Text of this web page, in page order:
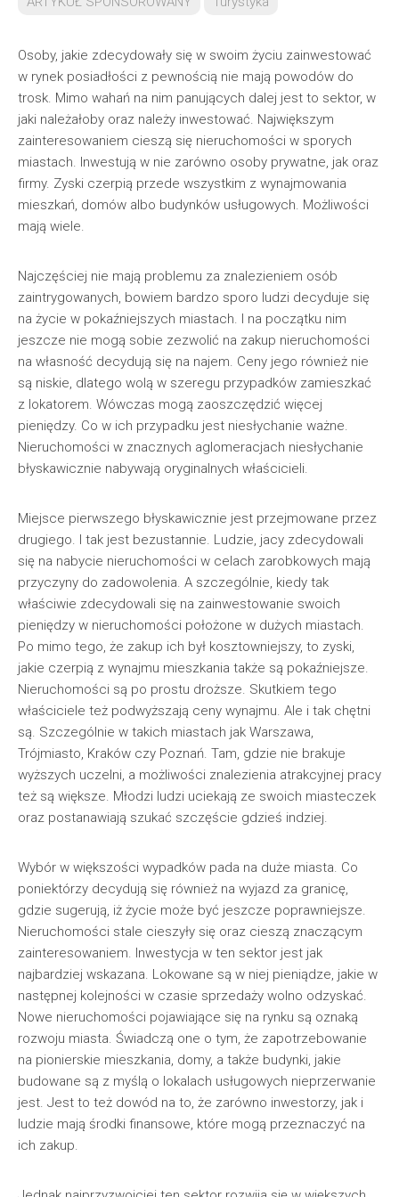
Osoby, jakie zdecydowały się w swoim życiu zainwestować
w rynek posiadłości z pewnością nie mają powodów do
trosk. Mimo wahań na nim panujących dalej jest to sektor, w
jaki należałoby oraz należy inwestować. Największym
zainteresowaniem cieszą się nieruchomości w sporych
miastach. Inwestują w nie zarówno osoby prywatne, jak oraz
firmy. Zyski czerpią przede wszystkim z wynajmowania
mieszkań, domów albo budynków usługowych. Możliwości
mają wiele.
Najczęściej nie mają problemu za znalezieniem osób
zaintrygowanych, bowiem bardzo sporo ludzi decyduje się
na życie w pokaźniejszych miastach. I na początku nim
jeszcze nie mogą sobie zezwolić na zakup nieruchomości
na własność decydują się na najem. Ceny jego również nie
są niskie, dlatego wolą w szeregu przypadków zamieszkać
z lokatorem. Wówczas mogą zaoszczędzić więcej
pieniędzy. Co w ich przypadku jest niesłychanie ważne.
Nieruchomości w znacznych aglomeracjach niesłychanie
błyskawicznie nabywają oryginalnych właścicieli.
Miejsce pierwszego błyskawicznie jest przejmowane przez
drugiego. I tak jest bezustannie. Ludzie, jacy zdecydowali
się na nabycie nieruchomości w celach zarobkowych mają
przyczyny do zadowolenia. A szczególnie, kiedy tak
właściwie zdecydowali się na zainwestowanie swoich
pieniędzy w nieruchomości położone w dużych miastach.
Po mimo tego, że zakup ich był kosztowniejszy, to zyski,
jakie czerpią z wynajmu mieszkania także są pokaźniejsze.
Nieruchomości są po prostu droższe. Skutkiem tego
właściciele też podwyższają ceny wynajmu. Ale i tak chętni
są. Szczególnie w takich miastach jak Warszawa,
Trójmiasto, Kraków czy Poznań. Tam, gdzie nie brakuje
wyższych uczelni, a możliwości znalezienia atrakcyjnej pracy
też są większe. Młodzi ludzi uciekają ze swoich miasteczek
oraz postanawiają szukać szczęście gdzieś indziej.
Wybór w większości wypadków pada na duże miasta. Co
poniektórzy decydują się również na wyjazd za granicę,
gdzie sugerują, iż życie może być jeszcze poprawniejsze.
Nieruchomości stale cieszyły się oraz cieszą znaczącym
zainteresowaniem. Inwestycja w ten sektor jest jak
najbardziej wskazana. Lokowane są w niej pieniądze, jakie w
następnej kolejności w czasie sprzedaży wolno odzyskać.
Nowe nieruchomości pojawiające się na rynku są oznaką
rozwoju miasta. Świadczą one o tym, że zapotrzebowanie
na pionierskie mieszkania, domy, a także budynki, jakie
budowane są z myślą o lokalach usługowych nieprzerwanie
jest. Jest to też dowód na to, że zarówno inwestorzy, jak i
ludzie mają środki finansowe, które mogą przeznaczyć na
ich zakup.